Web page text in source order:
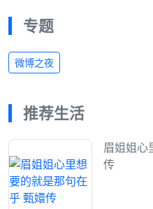
专题
微博之夜
推荐生活
眉姐姐心
传